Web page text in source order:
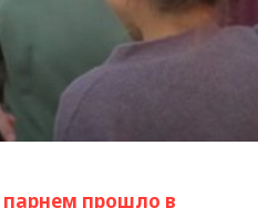
парнем прошло в